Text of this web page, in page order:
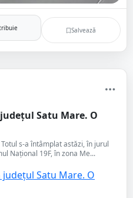
Salvează
Satu Mare. O
s-a întâmplat astăzi, în jurul
Național 19F, în zona Me...